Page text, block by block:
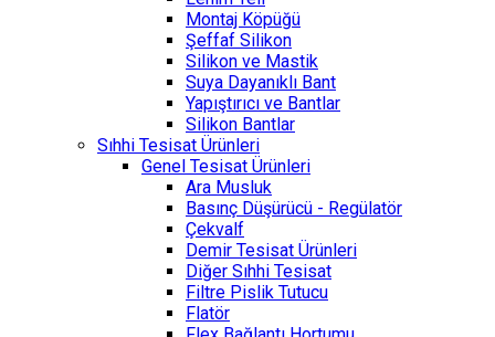
Montaj Köpüğü
Şeffaf Silikon
Silikon ve Mastik
Suya Dayanıklı Bant
Yapıştırıcı ve Bantlar
Silikon Bantlar
Sıhhi Tesisat Ürünleri
Genel Tesisat Ürünleri
Ara Musluk
Basınç Düşürücü - Regülatör
Çekvalf
Demir Tesisat Ürünleri
Diğer Sıhhi Tesisat
Filtre Pislik Tutucu
Flatör